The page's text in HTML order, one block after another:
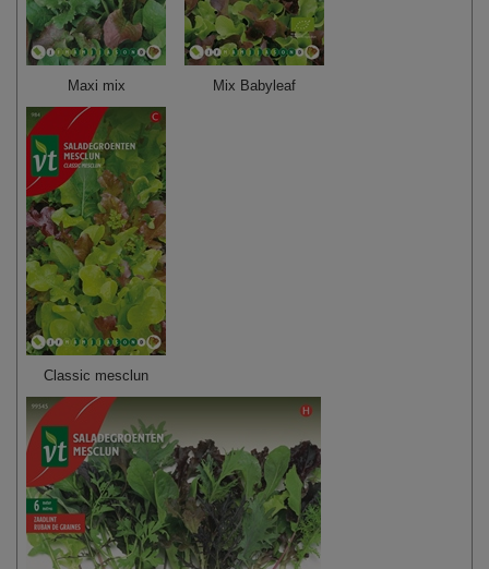
Maxi mix Mix Babyleaf
Classic mesclun